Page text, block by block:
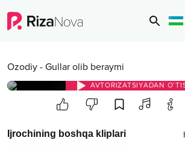
Ozodiy - Gullar olib beraymi
AVTORIZATSIYADAN
Ijrochining boshqa kliplari